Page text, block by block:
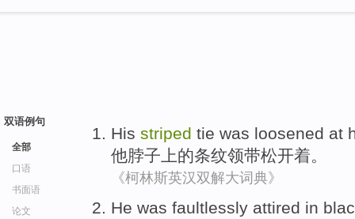
双语例句
全部
口语
书面语
论文
His striped tie was loosened at
他脖子上的条纹领带松开着。
《柯林斯英汉双解大词典》
He was faultlessly attired in